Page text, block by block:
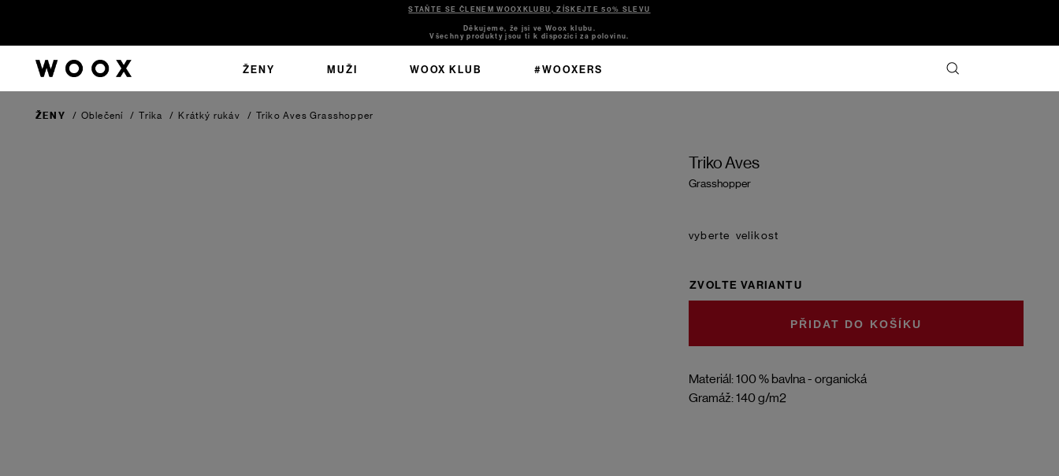
STAŇTE SE ČLENEM WOOXKLUBU, ZÍSKEJTE 50% SLEVU
Děkujeme, že jsi ve Woox klubu.
Všechny produkty jsou ti k dispozici za polovinu.
ŽENY MUŽI WOOX KLUB #WOOXERS
ŽENY / Oblečení / Trika / Krátký rukáv / Triko AvesGrasshopper
Triko Aves
Grasshopper
Materiál: 100 % bavlna - organická
Gramáž: 140 g/m2
velikost
ZVOLTE VARIANTU
DO KOŠÍKU